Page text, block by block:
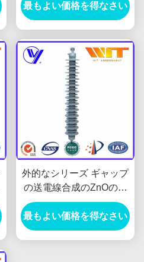
最もよい価格を得なさい
外的なシリーズ ギャップ
の送電線合成のZnOのサ
ージの防止装置、220KV
高圧
最もよい価格を得なさい